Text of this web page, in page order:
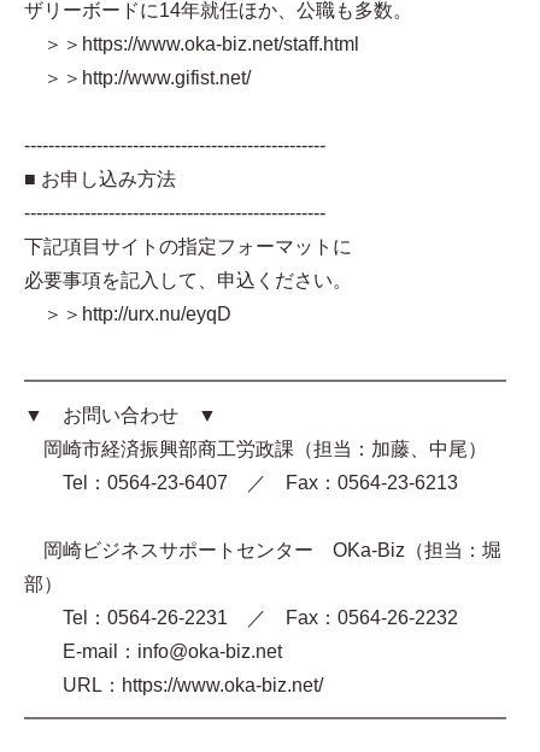
ザリーボードに14年就任ほか、公職も多数。
＞＞https://www.oka-biz.net/staff.html
＞＞http://www.gifist.net/
--------------------------------------------------
■ お申し込み方法
--------------------------------------------------
下記項目サイトの指定フォーマットに
必要事項を記入して、申込ください。
＞＞http://urx.nu/eyqD
━━━━━━━━━━━━━━━━━━━━━━━━━
▼ お問い合わせ ▼
岡崎市経済振興部商工労政課（担当：加藤、中尾）
Tel：0564-23-6407 ／ Fax：0564-23-6213
岡崎ビジネスサポートセンター OKa-Biz（担当：堀
部）
Tel：0564-26-2231 ／ Fax：0564-26-2232
E-mail：info@oka-biz.net
URL：https://www.oka-biz.net/
━━━━━━━━━━━━━━━━━━━━━━━━━